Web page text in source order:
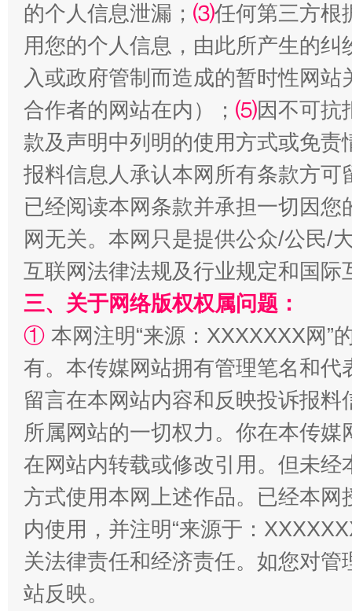
受贿1.44亿！段成刚被判无期 从幼
全民健身五年计划来了！等你上场
阿坝州三大球赛在茂县开幕 规模
的个人信息泄漏； ⑶任何第三方根
用您的个人信息，由此所产生的纠
入或政府管制而造成的暂时性网
合作者的网站在内）； ⑸因不可抗
款及声明中列明的使用方式或免责
报料信息人承认本网所有条款方
已经阅读本网条款并承担一切因
网无关。本网只是提供公众/公民/
互联网法律法规及行业规定和国
三、关于网络版权权属问题：
① 本网注明“来源：XXXXXXX网”
有。本传媒网站拥有管理笔名和
留言在本网站内容和反映投诉报
所属网站的一切权力。你在本传
在网站内转载或修改引用。但未
方式使用本网上述作品。已经本
内使用，并注明“来源于：
关法律责任和经济责任。如您对
站反映。